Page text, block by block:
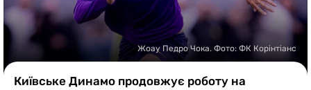
Жоау Педро Чока. Фото: ФК Корінтіанс
Київське Динамо продовжує роботу на